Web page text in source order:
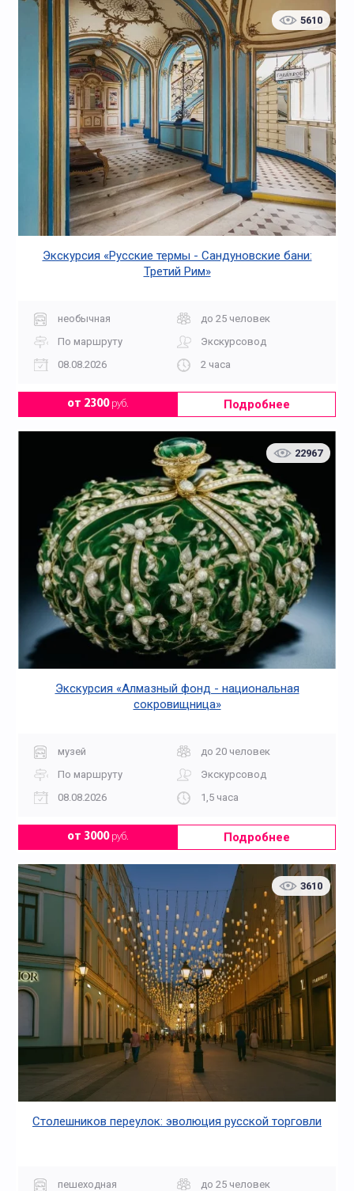
5610
Экскурсия «Русские термы - Сандуновские бани:
Третий Рим»
необычная
до 25 человек
По маршруту
Экскурсовод
08.08.2026
2 часа
от 2300руб. Подробнее
22967
Экскурсия «Алмазный фонд - национальная
сокровищница»
музей
до 20 человек
По маршруту
Экскурсовод
08.08.2026
1,5 часа
от 3000руб. Подробнее
3610
Столешников переулок: эволюция русской торговли
пешеходная
до 25 человек